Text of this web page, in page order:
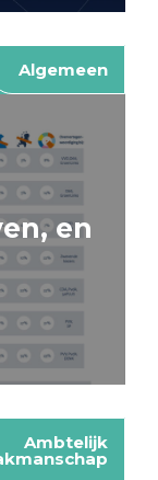
Algemeen
en
Ambtelijk